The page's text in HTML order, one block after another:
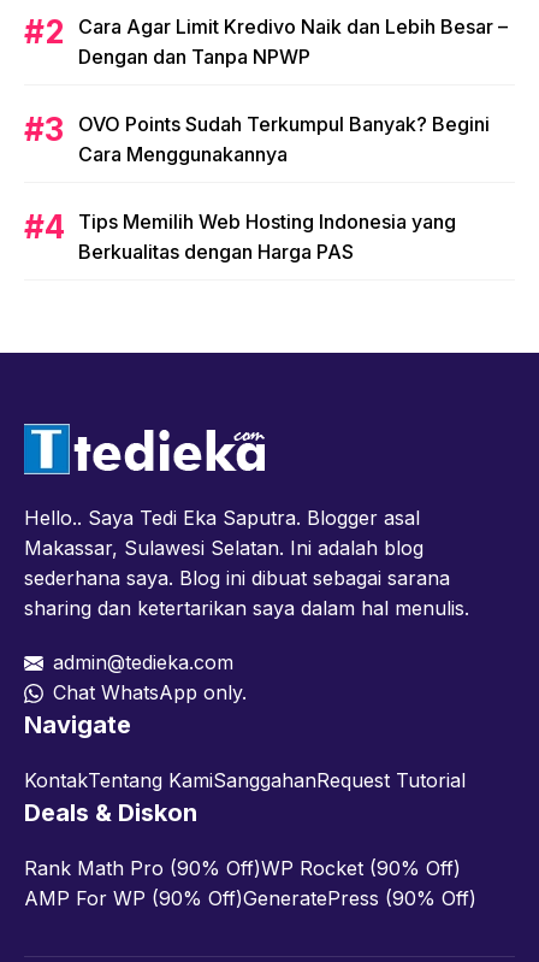
Cara Agar Limit Kredivo Naik dan Lebih Besar –
Dengan dan Tanpa NPWP
OVO Points Sudah Terkumpul Banyak? Begini
Cara Menggunakannya
Tips Memilih Web Hosting Indonesia yang
Berkualitas dengan Harga PAS
Hello.. Saya Tedi Eka Saputra. Blogger asal
Makassar, Sulawesi Selatan. Ini adalah blog
sederhana saya. Blog ini dibuat sebagai sarana
sharing dan ketertarikan saya dalam hal menulis.
admin@tedieka.com
Chat WhatsApp only.
Navigate
KontakTentang KamiSanggahanRequest Tutorial
Deals & Diskon
Rank Math Pro (90% Off)WP Rocket (90% Off)
AMP For WP (90% Off)GeneratePress (90% Off)